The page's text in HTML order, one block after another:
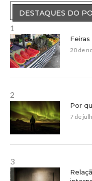
DESTAQUES DO
1
20 de
2
Por
7 de
3